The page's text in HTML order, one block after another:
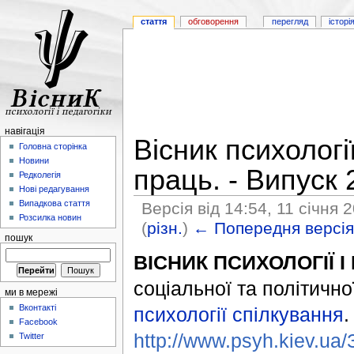
Вісник
праць. - Випуск
Версія від 14:54, 11 січня
(різн.) ← Попередня версія
ВІСНИК ПСИХОЛОГІЇ
соціальної та
психології спілкування
http://www.psyh.kiev.ua/
стаття обговорення перегляд
навігація
Головна сторінка
Новини
Редколегія
Нові редагування
Випадкова стаття
Розсилка новин
пошук
ми в мережі
Вконтакті
Facebook
Twitter